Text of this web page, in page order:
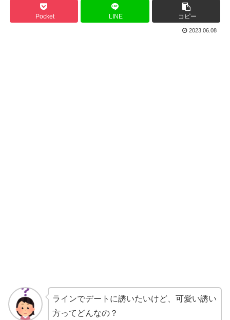
Pocket LINE コピー
2023.06.08
ラインでデートに誘いたいけど、可愛い誘い
方ってどんなの？